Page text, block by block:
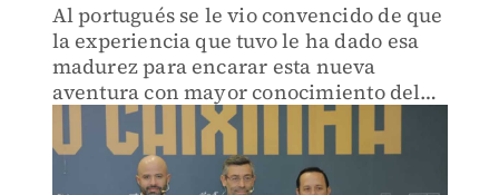
Al portugués se le vio convencido de que
la experiencia que tuvo le ha dado esa
madurez para encarar esta nueva
aventura con mayor conocimiento del
medio.